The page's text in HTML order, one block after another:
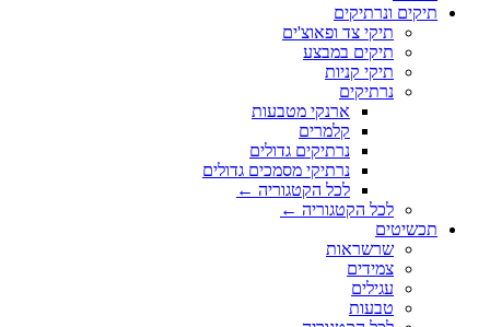
תיקים ונרתיקים
תיקי צד ופאוצ'ים
תיקים במבצע
תיקי קניות
נרתיקים
ארנקי מטבעות
קלמרים
נרתיקים גדולים
נרתיקי מסמכים גדולים
לכל הקטגוריה ←
לכל הקטגוריה ←
תכשיטים
שרשראות
צמידים
עגילים
טבעות